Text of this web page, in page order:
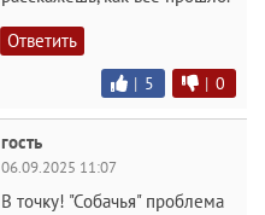
Ответить
| 5 | 0
гость
06.09.2025 11:07
В точку! "Собачья" проблема